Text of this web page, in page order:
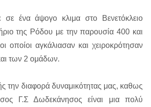
σε ένα άψογο κλιμα στο Βενετόκλειο
της Ρόδου με την παρουσία 400 και
οποίοι αγκάλιασαν και χειροκρότησαν
των 2 ομάδων.
την διαφορά δυναμικότητας μας, καθως
Γ.Σ Δωδεκάνησος είναι μια πολύ